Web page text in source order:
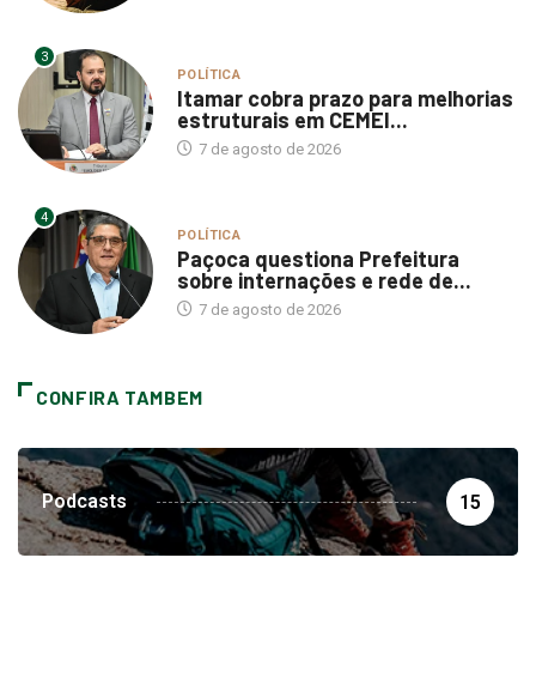
3
POLÍTICA
Itamar cobra prazo para melhorias
estruturais em CEMEI...
7 de agosto de 2026
4
POLÍTICA
Paçoca questiona Prefeitura
sobre internações e rede de...
7 de agosto de 2026
CONFIRA TAMBEM
Podcasts 15